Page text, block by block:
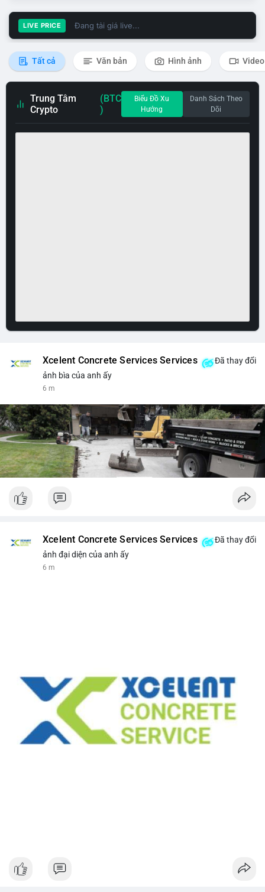
LIVE PRICE Đang tải giá live...
Tất cả Văn bản Hình ảnh Video
Trung Tâm
Crypto
(BTC
)
Biểu Đồ Xu
Hướng
Danh Sách Theo
Dõi
Xcelent Concrete Services Services
Đã thay đổi
ảnh bìa của anh ấy
6 m
Xcelent Concrete Services Services
Đã thay đổi
ảnh đại diện của anh ấy
6 m